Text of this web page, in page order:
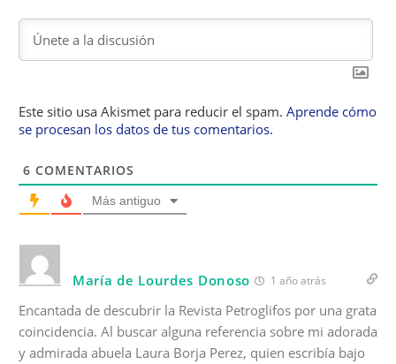
Este sitio usa Akismet para reducir el spam. Aprende cómo
se procesan los datos de tus comentarios.
6 COMENTARIOS
Más antiguo
María de Lourdes Donoso 1 año atrás
Encantada de descubrir la Revista Petroglifos por una grata
coincidencia. Al buscar alguna referencia sobre mi adorada
y admirada abuela Laura Borja Perez, quien escribía bajo